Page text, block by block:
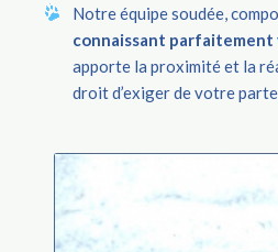
Notre équipe soudée,
connaissant parfaitement
apporte la proximité et la
droit d’exiger de votre